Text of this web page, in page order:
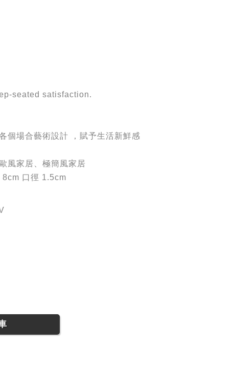
seated satisfaction.
個場合藝術設計 ，賦予生活新鮮感
風家居、極簡風家居
8cm 口徑 1.5cm